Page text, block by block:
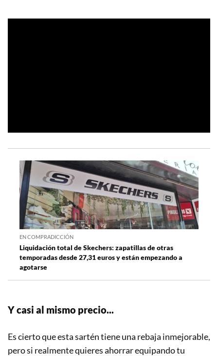
EN COMPRADICCIÓN
Liquidación total de Skechers: zapatillas de otras
temporadas desde 27,31 euros y están empezando a
agotarse
Y casi al mismo precio...
Es cierto que esta sartén tiene una rebaja inmejorable,
pero si realmente quieres ahorrar equipando tu